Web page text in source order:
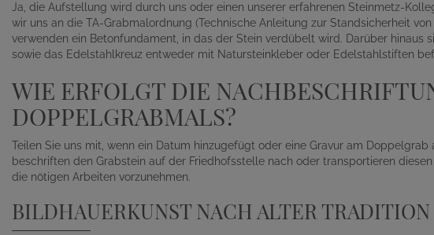
Ja, die Aufstellung wird durch uns oder einen unserer erfahrenen Steinmetz-
wir uns an die TA-Grabmalordnung (Technische Anleitung zur Standsicherheit
verwenden ein Betonfundament, in das der Stein verdübelt wird. Darüber hinaus
sowie das Edelstahlkreuz entweder mit Natursteinkleber oder Edelstahlstiften
WIE ERFOLGT DIE
DOPPELGRABMALS?
Teilen Sie uns mit, wenn ein Datum hinzugefügt oder eine Gravur am
beschriften den Grabstein auf der Friedhofsstelle nach oder transportieren
die nötigen Arbeiten vorzunehmen.
BILDHAUERKUNST NACH ALTER TRADITION